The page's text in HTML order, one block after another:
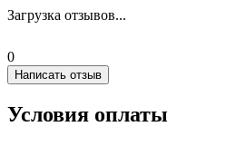
Загрузка отзывов...
0
Написать отзыв
Условия оплаты